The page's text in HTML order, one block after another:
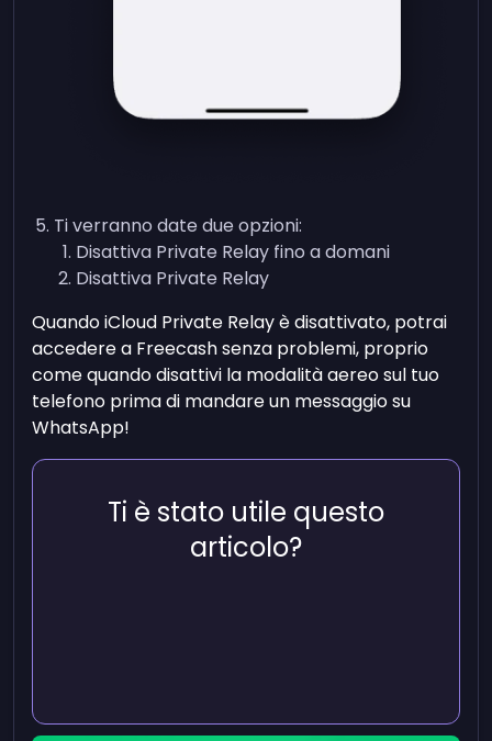
Ti verranno date due opzioni:
Disattiva Private Relay fino a domani
Disattiva Private Relay
Quando iCloud Private Relay è disattivato, potrai
accedere a Freecash senza problemi, proprio
come quando disattivi la modalità aereo sul tuo
telefono prima di mandare un messaggio su
WhatsApp!
Ti è stato utile questo
articolo?